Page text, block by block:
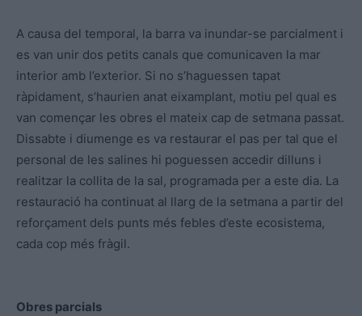
A causa del temporal, la barra va inundar-se parcialment i
es van unir dos petits canals que comunicaven la mar
interior amb l’exterior. Si no s’haguessen tapat
ràpidament, s’haurien anat eixamplant, motiu pel qual es
van començar les obres el mateix cap de setmana passat.
Dissabte i diumenge es va restaurar el pas per tal que el
personal de les salines hi poguessen accedir dilluns i
realitzar la collita de la sal, programada per a este dia. La
restauració ha continuat al llarg de la setmana a partir del
reforçament dels punts més febles d’este ecosistema,
cada cop més fràgil.
Obres parcials